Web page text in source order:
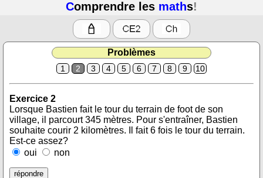
Comprendre les maths!
Problèmes
1 2 3 4 5 6 7 8 9 10
Exercice 2
Lorsque Bastien fait le tour du terrain de foot de son
village, il parcourt 345 mètres. Pour s'entraîner, Bastien
souhaite courir 2 kilomètres. Il fait 6 fois le tour du terrain.
Est-ce assez?
oui
non